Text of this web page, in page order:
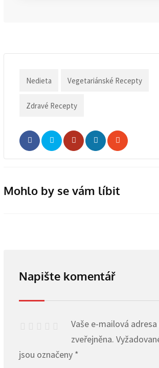
Nedieta Vegetariánské Recepty
Zdravé Recepty
WhatsappShare
via
Print
Mohlo by se vám líbit
Napište komentář
Vaše e-mailová
zveřejněna.
jsou označeny *